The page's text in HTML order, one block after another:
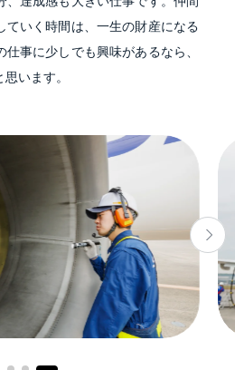
ていく時間は、一生の財産になる
事に少しでも興味があるなら、
います。